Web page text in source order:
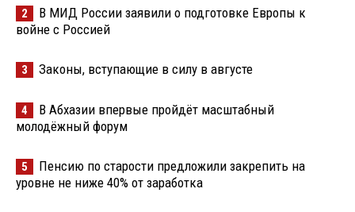
2
В МИД России заявили о подготовке Европы к
войне с Россией
3 Законы, вступающие в силу в августе
4
В Абхазии впервые пройдёт масштабный
молодёжный форум
5
Пенсию по старости предложили закрепить на
уровне не ниже 40% от заработка